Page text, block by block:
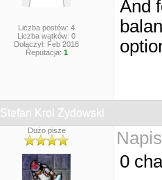
Liczba postów: 4
Liczba wątków: 0
Dołączył: Feb 2018
Reputacja: 1
And
Stefan Krol Zydowski
Dużo pisze
0